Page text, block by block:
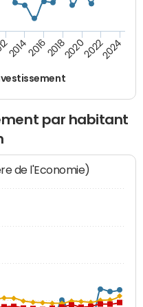
201420162018202020222024
par habitant
de l'Economie)